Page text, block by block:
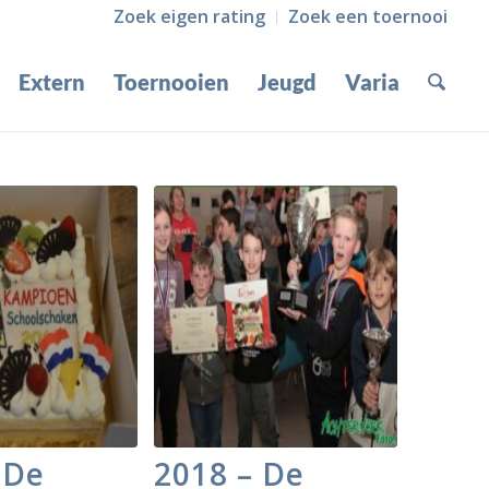
Zoek eigen rating Zoek een toernooi
Extern Toernooien Jeugd Varia
2018 – De